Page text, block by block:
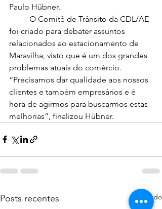
Paulo Hübner.
foi criado para debater assuntos
relacionados ao estacionamento de
Maravilha, visto que é um dos grandes
problemas atuais do comércio.
“Precisamos dar qualidade aos nossos
clientes e também empresários e é
hora de agirmos para buscarmos estas
melhorias”, finalizou Hübner.
Posts recentes Ver tudo